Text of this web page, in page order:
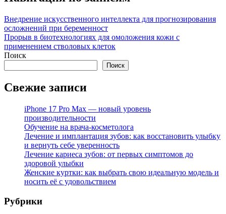
Внедрение искусственного интеллекта для прогнозирования
осложнений при беременност
Прорыв в биотехнологиях для омоложения кожи с
применением стволовых клеток
Поиск
Поиск
Свежие записи
iPhone 17 Pro Max — новый уровень
производительности
Обучение на врача-косметолога
Лечение и имплантация зубов: как восстановить улыбку
и вернуть себе уверенность
Лечение кариеса зубов: от первых симптомов до
здоровой улыбки
Женские куртки: как выбрать свою идеальную модель и
носить её с удовольствием
Рубрики